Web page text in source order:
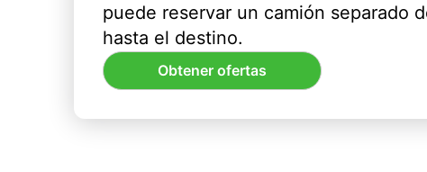
puede reservar un camión separado
hasta el destino.
Obtener ofertas